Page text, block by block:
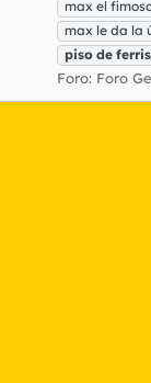
max el
max le da la
piso de ferris
Foro: Foro